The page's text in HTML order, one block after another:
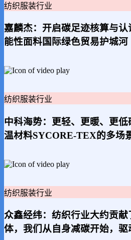
纺织服装行业
嘉麟杰：开启碳足迹核算与
能性面料国际绿色贸易护城河
纺织服装行业
中科海势：更轻、更暖、更
温材料SYCORE-TEX的多场
纺织服装行业
众鑫经纬：纺织行业大约贡
体，我们从自身减碳开始，